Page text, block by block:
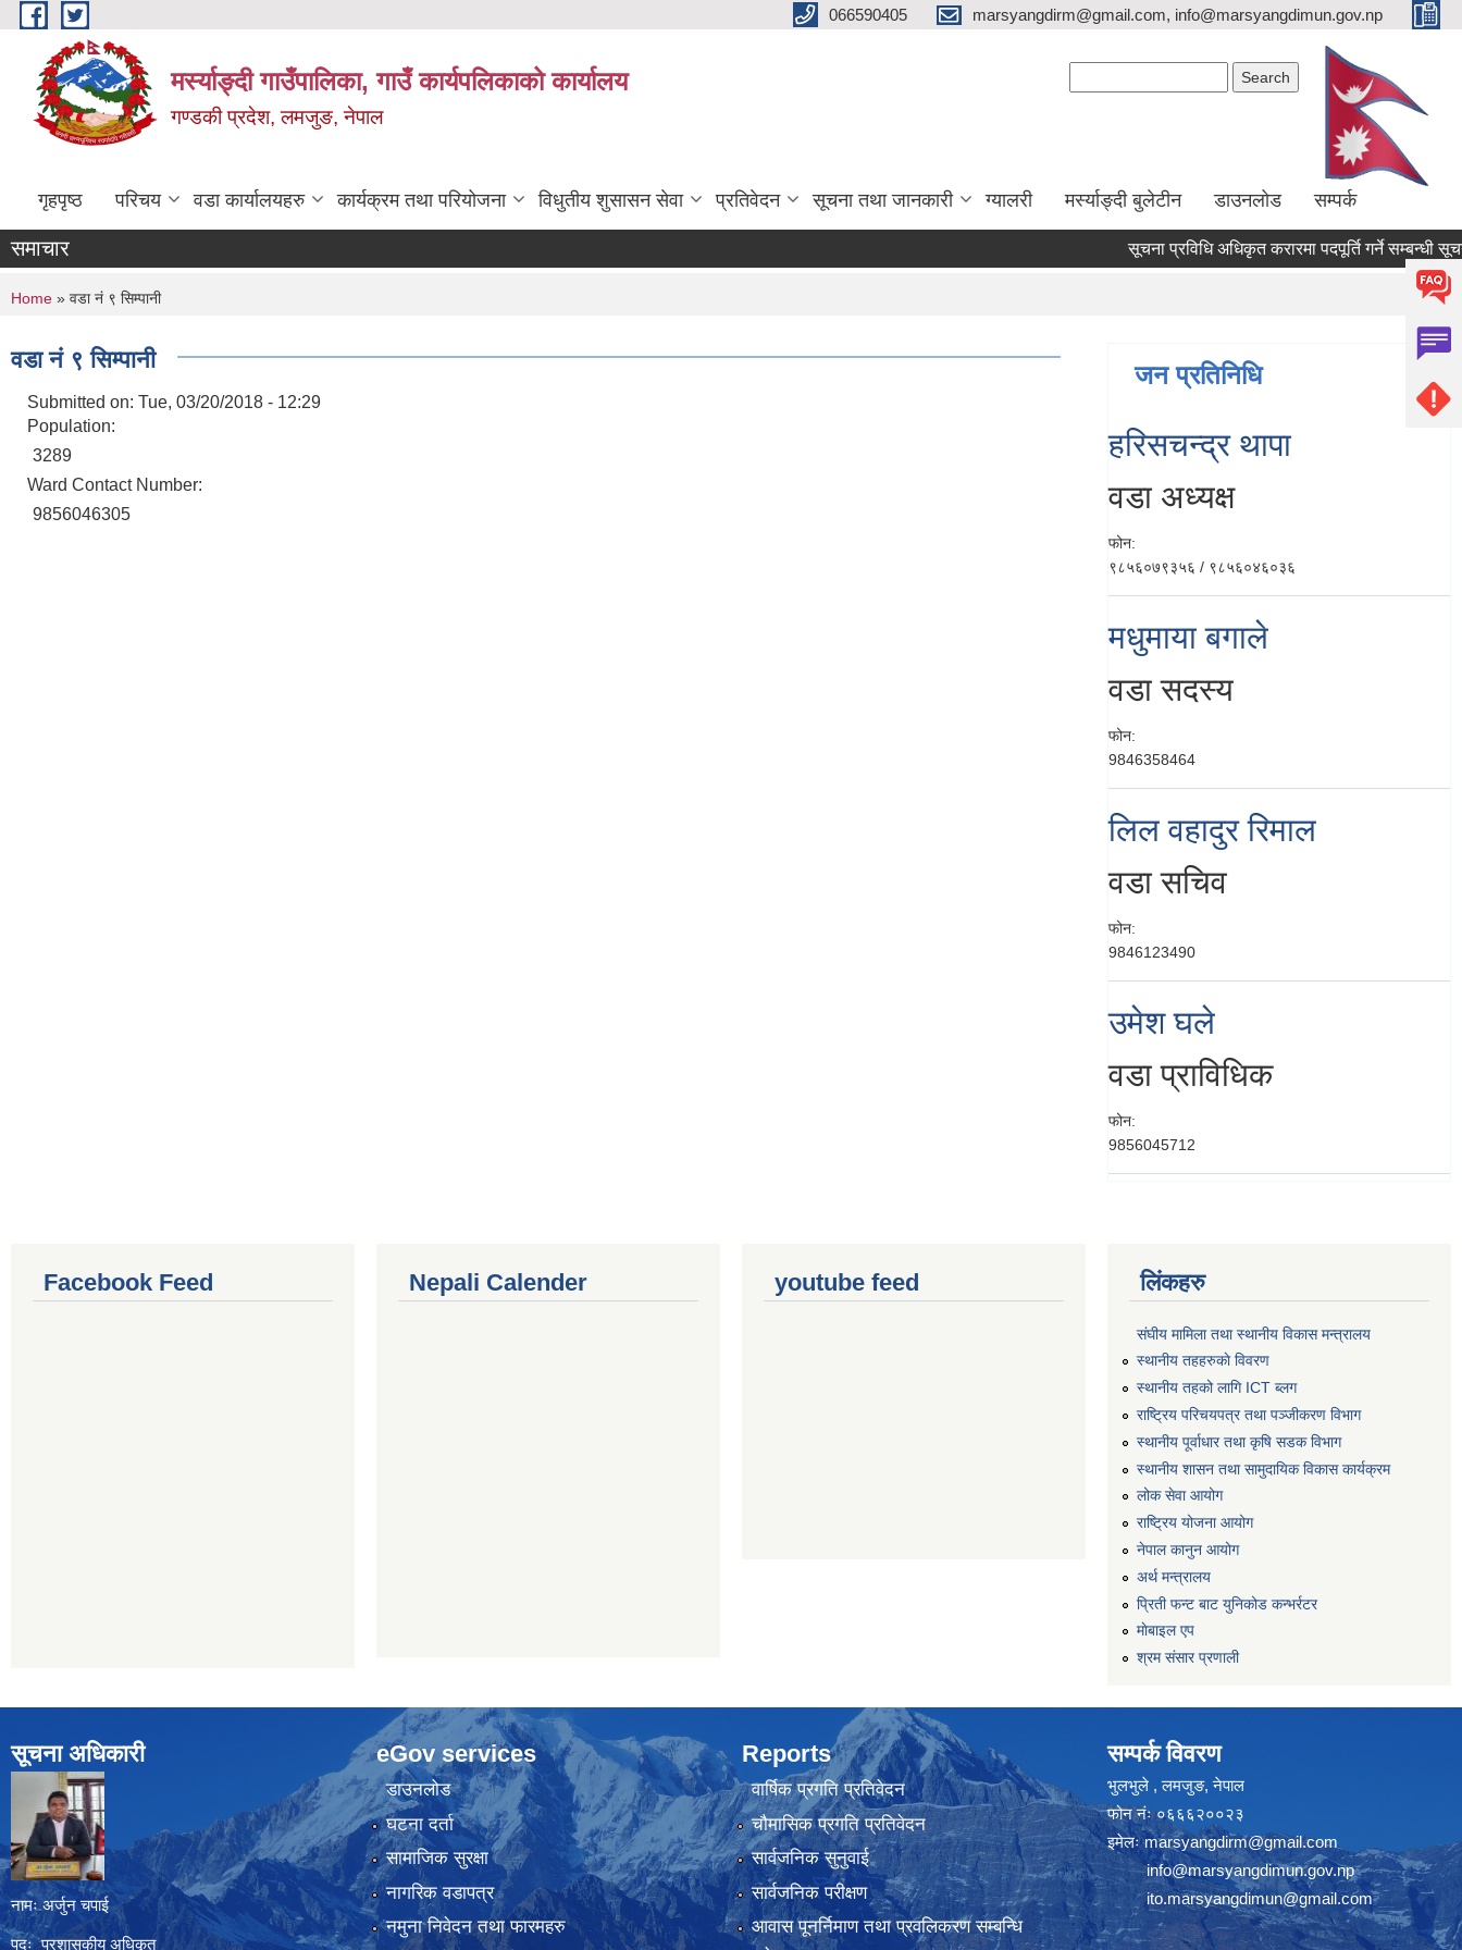
Skip to main content 066590405 marsyangdirm@gmail.com, info@marsyangdimun.gov.np
मर्स्याङ्दी गाउँपालिका, गाउँ कार्यपलिकाको कार्यालय
गण्डकी प्रदेश, लमजुङ, नेपाल
गृहपृष्ठ परिचय वडा कार्यालयहरु कार्यक्रम तथा परियोजना विधुतीय शुसासन सेवा प्रतिवेदन सूचना तथा जानकारी ग्यालरी मर्स्याङ्दी बुलेटीन डाउनलोड सम्पर्क
समाचार सूचना प्रविधि अधिकृत करारमा पदपूर्ति गर्ने सम्बन्धी सूचना !!
You are here
Home » वडा नं ९ सिम्पानी
वडा नं ९ सिम्पानी
Submitted on: Tue, 03/20/2018 - 12:29
Population:
3289
Ward Contact Number:
9856046305
जन प्रतिनिधि
हरिसचन्द्र थापा
वडा अध्यक्ष
फोन:
९८५६०७९३५६ / ९८५६०४६०३६
मधुमाया बगाले
वडा सदस्य
फोन:
9846358464
लिल वहादुर रिमाल
वडा सचिव
फोन:
9846123490
उमेश घले
वडा प्राविधिक
फोन:
9856045712
Facebook Feed Nepali Calender youtube feed लिंकहरु
संघीय मामिला तथा स्थानीय विकास मन्त्रालय
स्थानीय तहहरुकाे विवरण
स्थानीय तहको लागि ICT ब्लग
राष्‍ट्रिय परिचयपत्र तथा पञ्‍जीकरण विभाग
स्थानीय पूर्वाधार तथा कृषि सडक विभाग
स्थानीय शासन तथा सामुदायिक विकास कार्यक्रम
लोक सेवा आयोग
राष्ट्रिय योजना आयोग
नेपाल कानुन आयोग
अर्थ मन्त्रालय
प्रिती फन्ट बाट युनिकोड कन्भर्रटर
माेबाइल एप
श्रम संसार प्रणाली
सूचना अधिकारी
नामः अर्जुन चपाई
पदः प्रशासकीय अधिकृत
eGov services
डाउनलोड
घटना दर्ता
सामाजिक सुरक्षा
नागरिक वडापत्र
नमुना निवेदन तथा फारमहरु
Reports
वार्षिक प्रगति प्रतिवेदन
चौमासिक प्रगति प्रतिवेदन
सार्वजनिक सुनुवाई
सार्वजनिक परीक्षण
आवास पूनर्निमाण तथा प्रवलिकरण सम्बन्धि
सम्पर्क विवरण
भुलभुले , लमजुङ, नेपाल
फोन नंः ०६६६२००२३
इमेलःmarsyangdirm@gmail.com
info@marsyangdimun.gov.np
ito.marsyangdimun@gmail.com